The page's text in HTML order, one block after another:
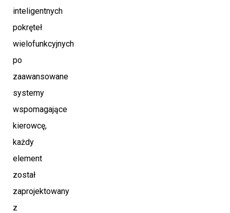
inteligentnych
pokręteł
wielofunkcyjnych
po
zaawansowane
systemy
wspomagające
kierowcę,
każdy
element
został
zaprojektowany
z